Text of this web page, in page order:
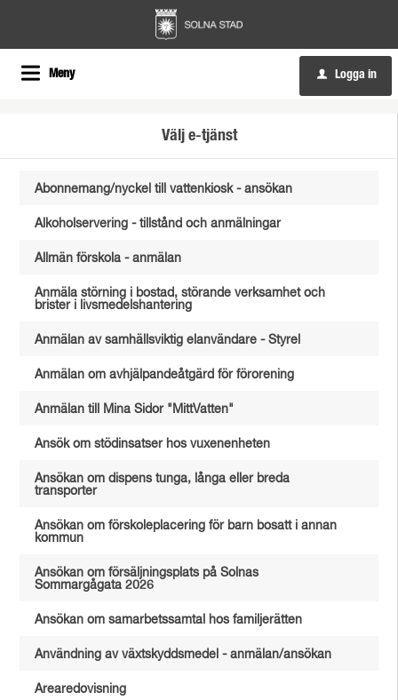
Meny u Logga in
Välj e-tjänst
Abonnemang/nyckel till vattenkiosk - ansökan
Alkoholservering - tillstånd och anmälningar
Allmän förskola - anmälan
Anmäla störning i bostad, störande verksamhet och
brister i livsmedelshantering
Anmälan av samhällsviktig elanvändare - Styrel
Anmälan om avhjälpandeåtgärd för förorening
Anmälan till Mina Sidor "MittVatten"
Ansök om stödinsatser hos vuxenenheten
Ansökan om dispens tunga, långa eller breda
transporter
Ansökan om förskoleplacering för barn bosatt i annan
kommun
Ansökan om försäljningsplats på Solnas
Sommargågata 2026
Ansökan om samarbetssamtal hos familjerätten
Användning av växtskyddsmedel - anmälan/ansökan
Arearedovisning